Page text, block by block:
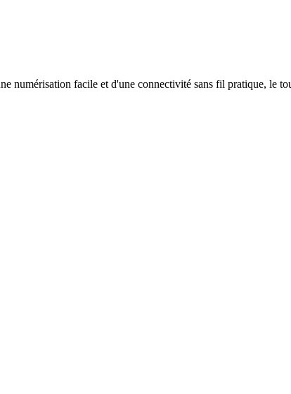
numérisation facile et d'une connectivité sans fil pratique, le